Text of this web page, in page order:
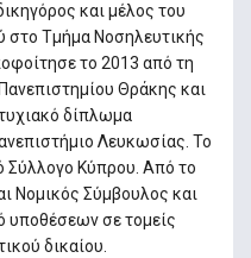
και μέλος του
στο Τμήμα Νοσηλευτικής
το 2013 από τη
Θράκης και
δίπλωμα
Λευκωσίας. Το
Σύλλογο Κύπρου. Από το
Νομικός Σύμβουλος και
υποθέσεων σε τομείς
δικαίου.